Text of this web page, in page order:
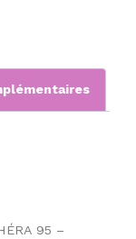
95 –